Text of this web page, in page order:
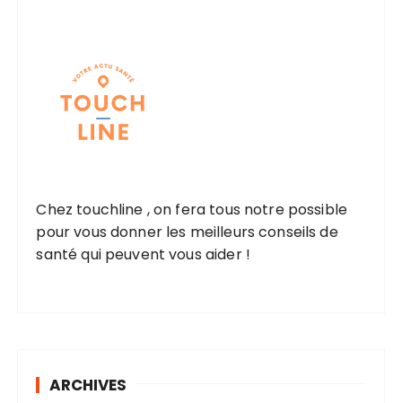
Chez touchline , on fera tous notre possible
pour vous donner les meilleurs conseils de
santé qui peuvent vous aider !
ARCHIVES